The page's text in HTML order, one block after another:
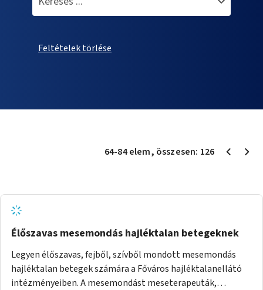
Feltételek törlése
64-84elem, összesen: 126
Élőszavas mesemondás hajléktalan betegeknek
Legyen élőszavas, fejből, szívből mondott mesemondás
hajléktalan betegek számára a Főváros hajléktalanellátó
intézményeiben. A mesemondást meseterapeuták,